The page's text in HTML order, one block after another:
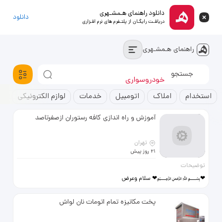
دانلود راهنمای هـمشـهری
دریافـت رایگـان از پلتـفرم های نرم افـزاری دانلود
راهنمای هـمشـهری
خودروسواری
استخدام املاک اتومبیل خدمات لوازم الکترونیکی
آموزش و راه اندازی کافه رستوران ازصفرتاصد
تهران
21 روز پیش
توضیحات
❤﷽❤ سلام وعرض
صفرتاصدکافه رستوران آموزش تمام
غذاهای ایرانی.فرنگی.فست فود .کل
آیتم های کافه باکمترین هزینه بهترین
پخت مکانیزه تمام اتومات نان لواش